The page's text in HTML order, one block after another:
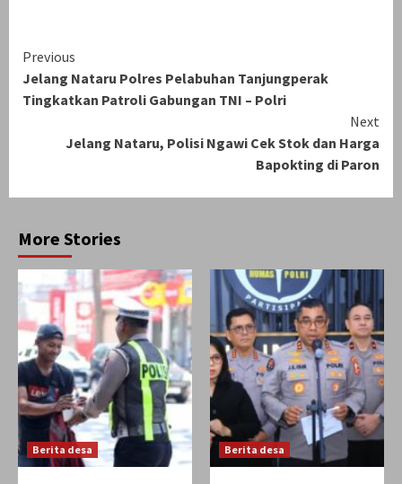
Continue
Reading
Previous
Jelang Nataru Polres Pelabuhan Tanjungperak
Tingkatkan Patroli Gabungan TNI – Polri
Next
Jelang Nataru, Polisi Ngawi Cek Stok dan Harga
Bapokting di Paron
More Stories
Berita desa Berita desa